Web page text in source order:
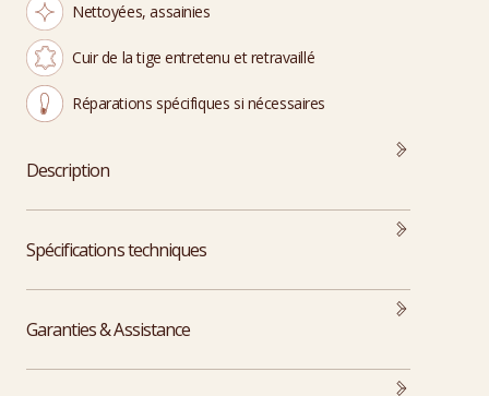
Nettoyées, assainies
Cuir de la tige entretenu et retravaillé
Réparations spécifiques si nécessaires
Description
Spécifications techniques
Garanties & Assistance